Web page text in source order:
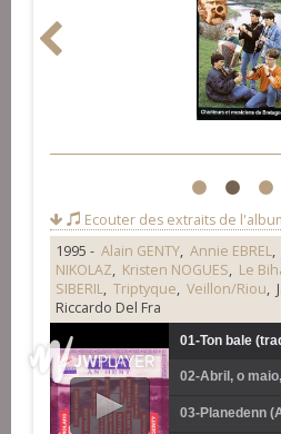
1 2 3
Ecouter des extraits de
1995 - Alain GENTY, Annie EBREL,
NIKOLAZ, Kristen NOGUES, Le
SIBERIL, Triptyque, Veillon/Riou,
Riccardo Del Fra
01-Ton bale
Youenn Le
02-Abril, o
(Soïg Sibéril)
03-Planedenn